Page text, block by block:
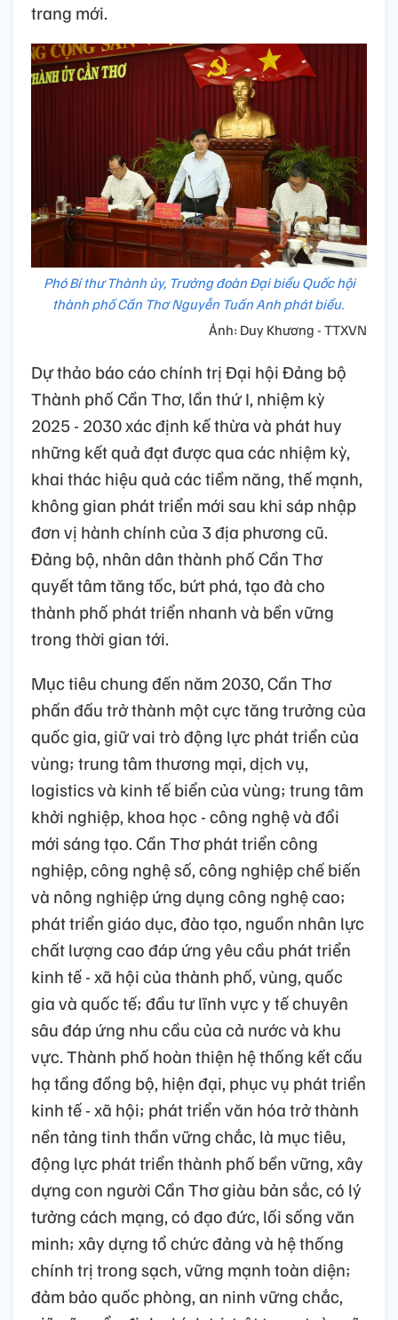
trang mới.
Phó Bí thư Thành ủy, Trưởng đoàn Đại biểu Quốc hội
thành phố Cần Thơ Nguyễn Tuấn Anh phát biểu.
Ảnh: Duy Khương - TTXVN
Dự thảo báo cáo chính trị Đại hội Đảng bộ
Thành phố Cần Thơ, lần thứ I, nhiệm kỳ
2025 - 2030 xác định kế thừa và phát huy
những kết quả đạt được qua các nhiệm kỳ,
khai thác hiệu quả các tiềm năng, thế mạnh,
không gian phát triển mới sau khi sáp nhập
đơn vị hành chính của 3 địa phương cũ.
Đảng bộ, nhân dân thành phố Cần Thơ
quyết tâm tăng tốc, bứt phá, tạo đà cho
thành phố phát triển nhanh và bền vững
trong thời gian tới.
Mục tiêu chung đến năm 2030, Cần Thơ
phấn đấu trở thành một cực tăng trưởng của
quốc gia, giữ vai trò động lực phát triển của
vùng; trung tâm thương mại, dịch vụ,
logistics và kinh tế biển của vùng; trung tâm
khởi nghiệp, khoa học - công nghệ và đổi
mới sáng tạo. Cần Thơ phát triển công
nghiệp, công nghệ số, công nghiệp chế biến
và nông nghiệp ứng dụng công nghệ cao;
phát triển giáo dục, đào tạo, nguồn nhân lực
chất lượng cao đáp ứng yêu cầu phát triển
kinh tế - xã hội của thành phố, vùng, quốc
gia và quốc tế; đầu tư lĩnh vực y tế chuyên
sâu đáp ứng nhu cầu của cả nước và khu
vực. Thành phố hoàn thiện hệ thống kết cấu
hạ tầng đồng bộ, hiện đại, phục vụ phát triển
kinh tế - xã hội; phát triển văn hóa trở thành
nền tảng tinh thần vững chắc, là mục tiêu,
động lực phát triển thành phố bền vững, xây
dựng con người Cần Thơ giàu bản sắc, có lý
tưởng cách mạng, có đạo đức, lối sống văn
minh; xây dựng tổ chức đảng và hệ thống
chính trị trong sạch, vững mạnh toàn diện;
đảm bảo quốc phòng, an ninh vững chắc,